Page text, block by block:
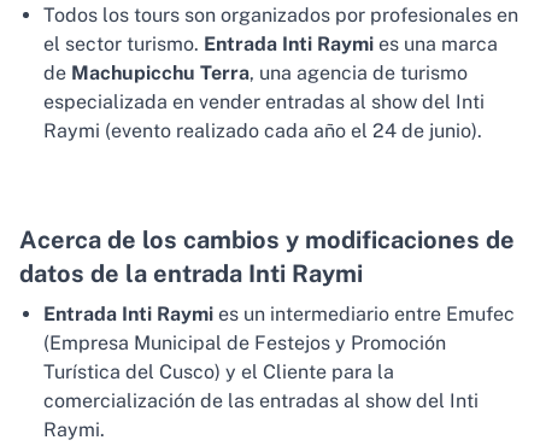
Todos los tours son organizados por profesionales en
el sector turismo. Entrada Inti Raymi es una marca
de Machupicchu Terra, una agencia de turismo
especializada en vender entradas al show del Inti
Raymi (evento realizado cada año el 24 de junio).
Acerca de los cambios y modificaciones de
datos de la entrada Inti Raymi
Entrada Inti Raymi es un intermediario entre Emufec
(Empresa Municipal de Festejos y Promoción
Turística del Cusco) y el Cliente para la
comercialización de las entradas al show del Inti
Raymi.